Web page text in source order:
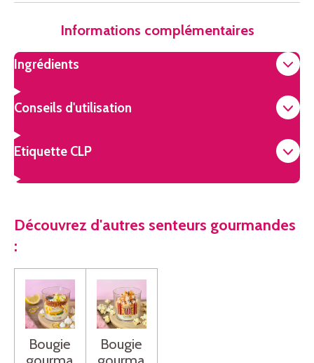
Informations complémentaires
Ingrédients
Conseils d'utilisation
Etiquette CLP
Découvrez d'autres senteurs gourmandes
:
Bougie
Bougie